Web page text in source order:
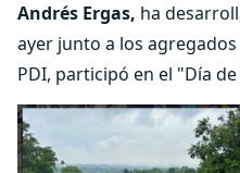
Andrés Ergas, ha
ayer junto a los agregados
PDI, participó en el "Día